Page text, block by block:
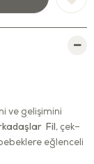
ve gelişimini
Fil, çek–
eğlenceli